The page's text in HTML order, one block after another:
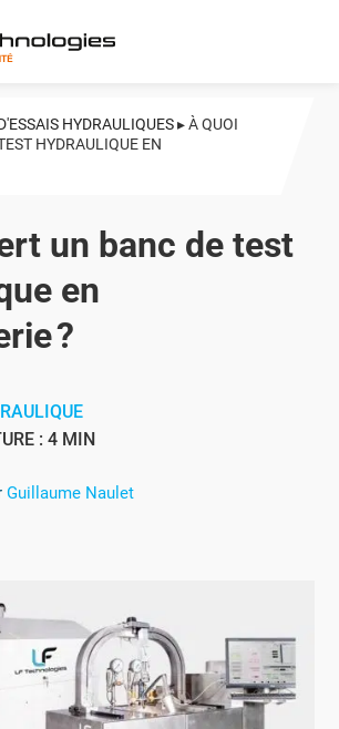
HYDRAULIQUES▸À QUOI
HYDRAULIQUE EN
un banc de test
en
?
: 4 MIN
Guillaume Naulet